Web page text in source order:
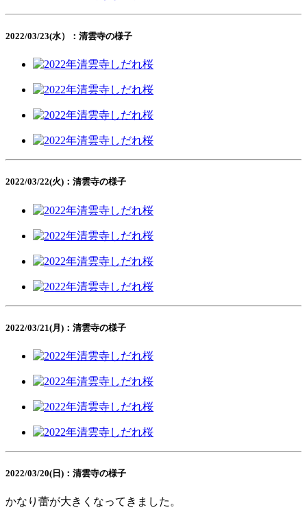
2022/03/23(水）：清雲寺の様子
2022/03/22(火)：清雲寺の様子
2022/03/21(月)：清雲寺の様子
2022/03/20(日)：清雲寺の様子
かなり蕾が大きくなってきました。